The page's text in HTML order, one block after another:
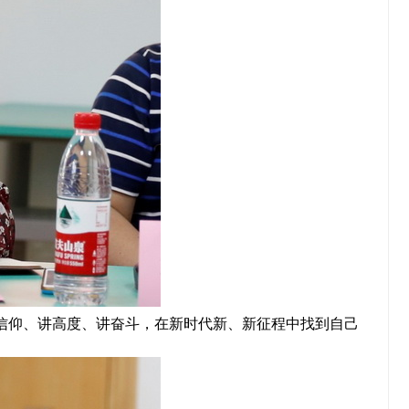
、讲高度、讲奋斗，在新时代新、新征程中找到自己